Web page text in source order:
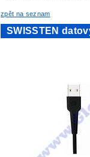
zpět na seznam
SWISSTEN